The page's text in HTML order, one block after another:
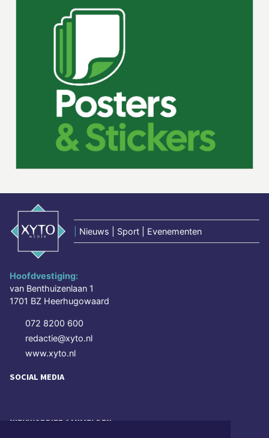
Nieuws | Sport | Evenementen
Hoofdvestiging:
van Benthuizenlaan 1
1701 BZ Heerhugowaard
072 8200 600
redactie@xyto.nl
www.xyto.nl
SOCIAL MEDIA
NIEUWSBRIEF AANMELDEN